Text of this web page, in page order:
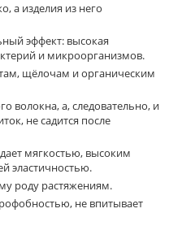
а изделия из него
эффект: высокая
и микроорганизмов.
щёлочам и органическим
волокна, а, следовательно, и
не садится после
мягкостью, высоким
эластичностью.
роду растяжениям.
не впитывает